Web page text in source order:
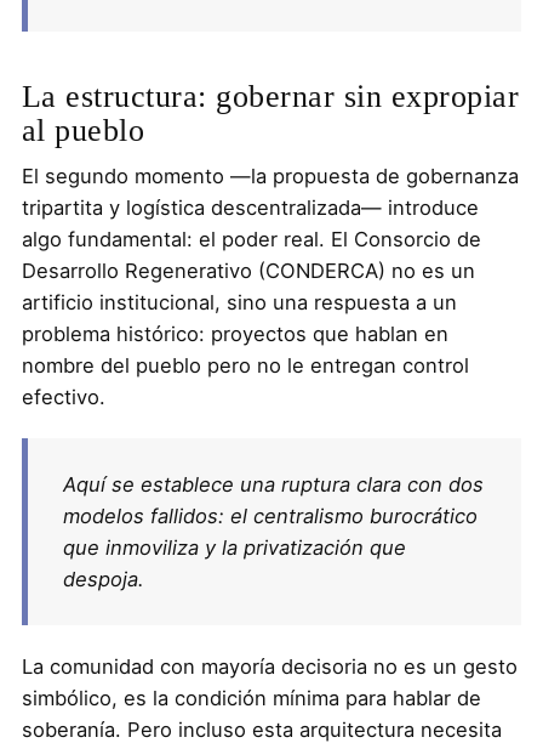
La estructura: gobernar sin expropiar
al pueblo
El segundo momento —la propuesta de gobernanza
tripartita y logística descentralizada— introduce
algo fundamental: el poder real. El Consorcio de
Desarrollo Regenerativo (CONDERCA) no es un
artificio institucional, sino una respuesta a un
problema histórico: proyectos que hablan en
nombre del pueblo pero no le entregan control
efectivo.
Aquí se establece una ruptura clara con dos
modelos fallidos: el centralismo burocrático
que inmoviliza y la privatización que
despoja.
La comunidad con mayoría decisoria no es un gesto
simbólico, es la condición mínima para hablar de
soberanía. Pero incluso esta arquitectura necesita